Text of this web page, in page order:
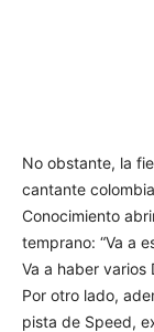
No obstante, la
cantante
Conocimiento
temprano: “Va a
Va a haber varios
Por otro lado,
pista de Speed,